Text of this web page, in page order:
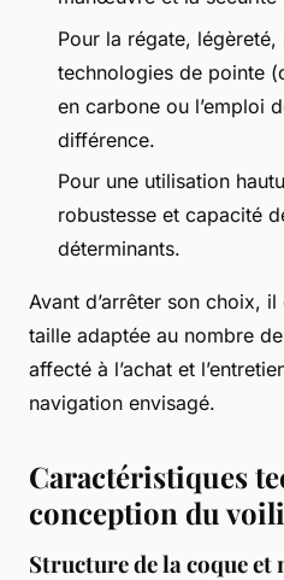
Pour la régate,
technologies de pointe
en carbone ou l’emploi
différence.
Pour une utilisation
robustesse et capacité
déterminants.
Avant d’arrêter son choix,
taille adaptée au nombre
affecté à l’achat et
navigation envisagé.
Caractéristiques
conception du
Structure de la coque